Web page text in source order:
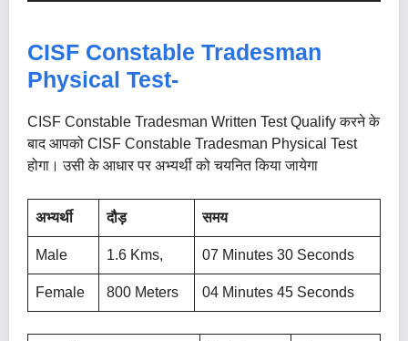
CISF Constable Tradesman
Physical Test-
CISF Constable Tradesman Written Test Qualify करने के
बाद आपको CISF Constable Tradesman Physical Test
होगा। उसी के आधार पर अभ्यर्थी को चयनित किया जायेगा
अभ्यर्थी दौड़ समय
Male 1.6 Kms, 07 Minutes 30 Seconds
Female 800 Meters 04 Minutes 45 Seconds